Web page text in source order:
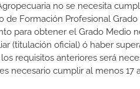
no se necesita
Formación Profesional
para obtener el Grado Medio
(titulación oficial) ó haber
requisitos anteriores será
necesario cumplir al menos 17